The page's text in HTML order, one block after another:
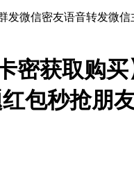
密获取购
包秒抢朋